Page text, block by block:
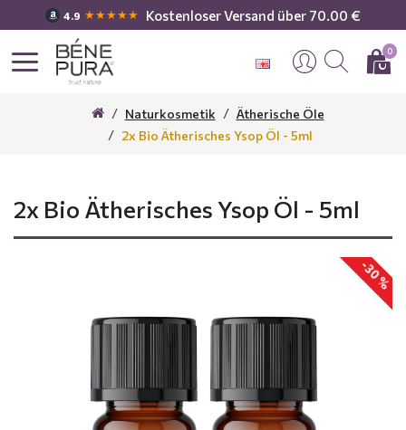
4.9 ★★★★★ Kostenloser Versand über 70.00 €
0
Naturkosmetik
Ätherische Öle
2x Bio Ätherisches Ysop Öl - 5ml
2x Bio Ätherisches Ysop Öl - 5ml
-30 %